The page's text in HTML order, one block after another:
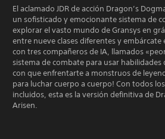
El aclamado JDR de acción Dragon’s
un sofisticado y emocionante sistema de
explorar el vasto mundo de Gransys en
entre nueve clases diferentes y
con tres compañeros de IA, llamados
sistema de combate para usar habilidades
con que enfrentarte a monstruos de
para luchar cuerpo a cuerpo! Con todos
incluidos, esta es la versión definitiva de
Arisen.